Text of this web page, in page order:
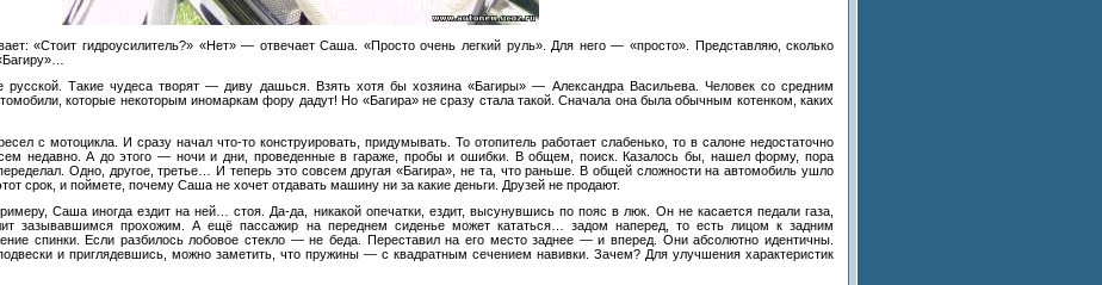
«Стоит гидроусилитель?» «Нет» — отвечает Саша. «Просто очень легкий руль». Для него — «просто». Представляю, сколько
Багиру»
русской. Такие чудеса творят — диву дашься. Взять хотя бы хозяина«Багиры» — Александра Васильева. Человек со средним
которые некоторым иномаркам фору дадут! Но «Багира»не сразу стала такой. Сначала она была обычным котенком, каких
с мотоцикла. И сразу начал что-то конструировать, придумывать. То отопитель работает слабенько, то в салоне недостаточно
недавно. А до этого — ночи и дни, проведенные в гараже, пробы и ошибки. В общем, поиск. Казалось бы, нашел форму, пора
Одно, другое, третье И теперь это совсем другая«Багира» , не та, что раньше. В общей сложности на автомобиль ушло
срок, и поймете, почему Саша не хочет отдавать машину ни за какие деньги. Друзей не продают.
Саша иногда ездит на ней… стоя.Да-да, никакой опечатки, ездит, высунувшись по пояс в люк. Он не касается педали газа,
зазывавшимся прохожим. А ещё пассажир на переднем сиденье может кататься… задом наперед, то есть лицом к задним
спинки. Если разбилось лобовое стекло —не беда. Переставил на его место заднее —и вперед. Они абсолютно идентичны.
и приглядевшись, можно заметить, что пружины — с квадратным сечением навивки. Зачем? Для улучшения характеристик